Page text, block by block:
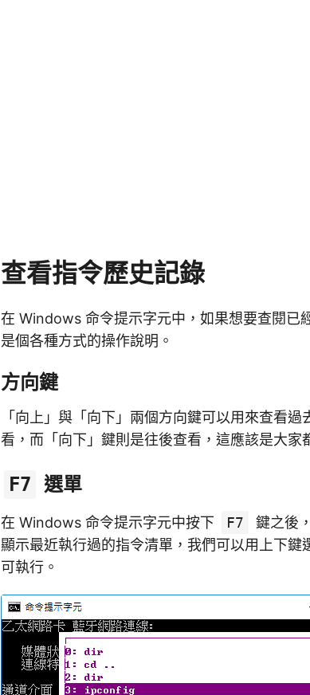
查看指令歷史記錄
在 Windows 命令提示字元中，如果想要查閱已
是個各種方式的操作說明。
方向鍵
「向上」與「向下」兩個方向鍵可以用來查看
看，而「向下」鍵則是往後查看，這應該是大家
F7 選單
在 Windows 命令提示字元中按下 F7
鍵之後
顯示最近執行過的指令清單，我們可以用上下鍵
可執行。